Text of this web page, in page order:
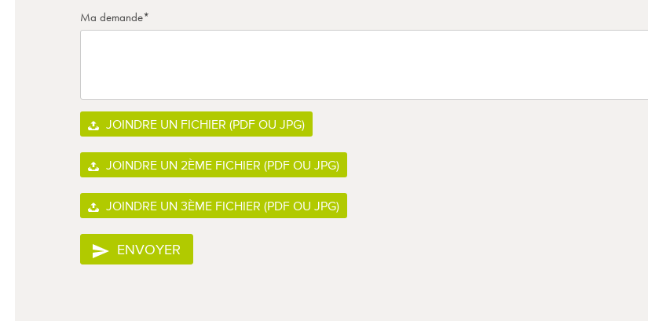
Ma demande*
JOINDRE UN FICHIER (PDF OU JPG)
JOINDRE UN 2ÈME FICHIER (PDF OU JPG)
JOINDRE UN 3ÈME FICHIER (PDF OU JPG)
ENVOYER